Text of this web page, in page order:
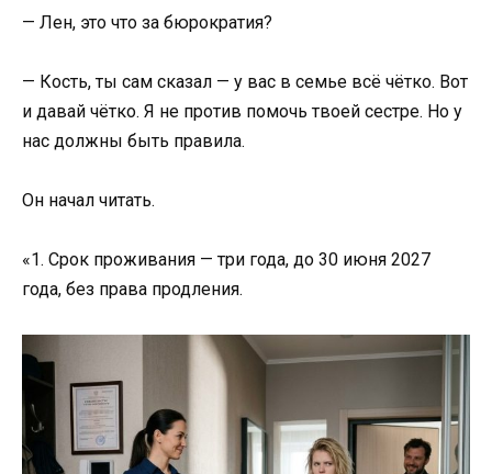
— Лен, это что за бюрократия?
— Кость, ты сам сказал — у вас в семье всё чётко. Вот
и давай чётко. Я не против помочь твоей сестре. Но у
нас должны быть правила.
Он начал читать.
«1. Срок проживания — три года, до 30 июня 2027
года, без права продления.